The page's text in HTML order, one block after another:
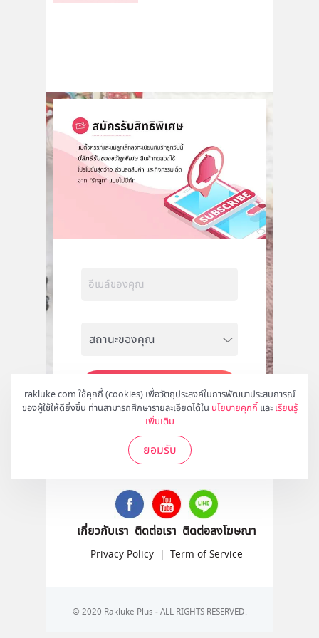
rakluke.com ใช้คุกกี้ (cookies) เพื่อวัตถุประสงค์ในการพัฒนาประสบการณ์
ของผู้ใช้ให้ดียิ่งขึ้น ท่านสามารถศึกษารายละเอียดได้ใน นโยบายคุกกี้ และ เรียนรู้
เพิ่มเติม
ยอมรับ
สมัคร
ติดตามเราได้ที่
เกี่ยวกับเรา ติดต่อเรา ติดต่อลงโฆษณา
Privacy Policy | Term of Service
© 2020 Rakluke Plus - ALL RIGHTS RESERVED.